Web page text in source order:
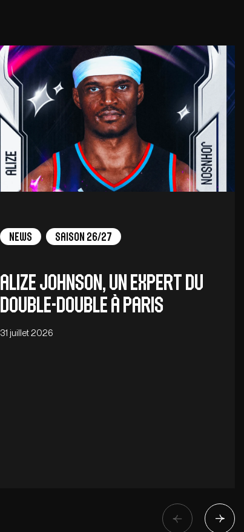
News Saison 26/27
Alize Johnson, un expert du
double-double à Paris
31 juillet 2026